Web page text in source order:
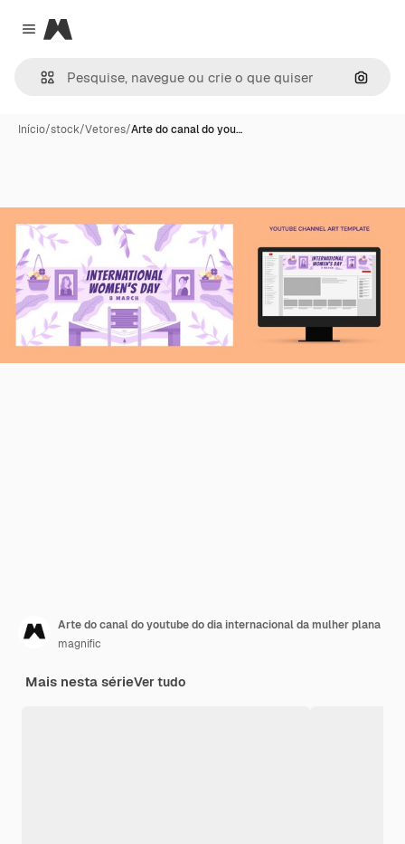
Close menu
Magnific
Início/stock/Vetores/Arte do canal do you…
Arte do canal do youtube do dia internacional da mulher plana
magnific
Mais nesta sérieVer tudo